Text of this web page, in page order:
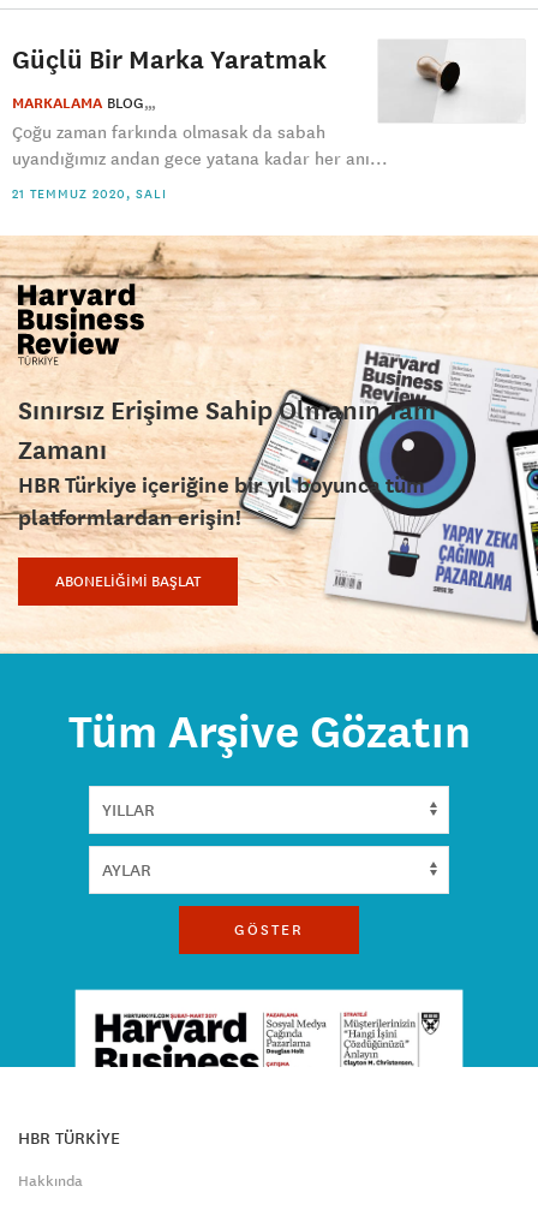
Güçlü Bir Marka Yaratmak
MARKALAMA BLOG
Çoğu zaman farkında olmasak da sabah
uyandığımız andan gece yatana kadar her anı...
21 TEMMUZ 2020, SALI
Sınırsız Erişime Sahip Olmanın Tam
Zamanı
HBR Türkiye içeriğine bir yıl boyunca tüm
platformlardan erişin!
ABONELİĞİMİ BAŞLAT
Tüm Arşive Gözatın
GÖSTER
HBR TÜRKİYE
Hakkında